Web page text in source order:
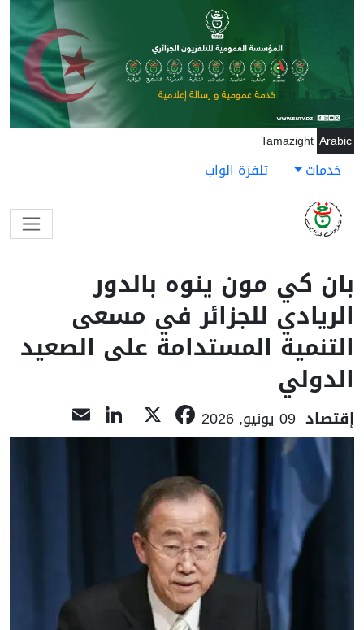
تجاوز إلى المحتوى الرئيسي
Arabic
Tamazight
خدمات تلفزة الواب
بان كي مون ينوه بالدور
الريادي للجزائر في مسعى
التنمية المستدامة على الصعيد
الدولي
إقتصاد 09 يونيو, 2026 Facebook
LinkedIn